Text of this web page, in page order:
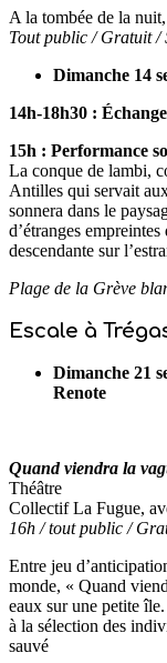
A la tombée de la
Tout public / Gratuit /
Dimanche 14
14h-18h30 :
15h : Performance
La conque de lambi,
Antilles qui servait
sonnera dans le
d’étranges
descendante sur
Plage de la Grève
Escale à
Dimanche 21
Renote
Quand viendra la
Théâtre
Collectif La Fugue,
16h / tout public /
Entre jeu
monde, « Quand
eaux sur une petite
à la sélection des
sauvé